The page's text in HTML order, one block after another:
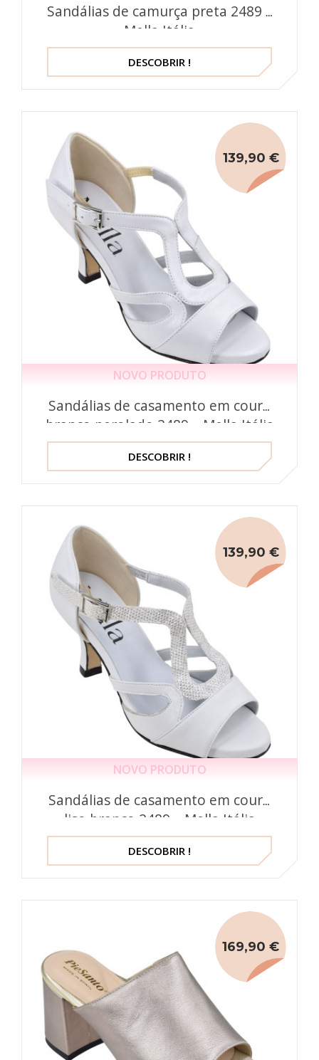
Sandálias de camurça preta 2489 –
Mella Itália
DESCOBRIR !
NOVO PRODUTO
Sandálias de casamento em couro
branco perolado 2489 – Mella Itália
139,90 €
DESCOBRIR !
NOVO PRODUTO
Sandálias de casamento em couro
liso branco 2489 – Mella Itália
139,90 €
DESCOBRIR !
169,90 €